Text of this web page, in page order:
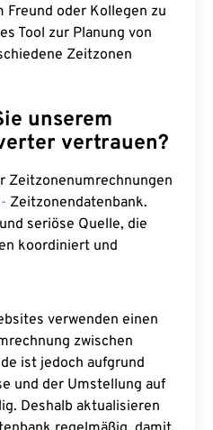
oder Kollegen zu
Tool zur Planung von
Zeitzonen
unserem
vertrauen?
Zeitzonenumrechnungen
Zeitzonendatenbank.
seriöse Quelle, die
koordiniert und
verwenden einen
zwischen
ist jedoch aufgrund
und der Umstellung auf
Deshalb aktualisieren